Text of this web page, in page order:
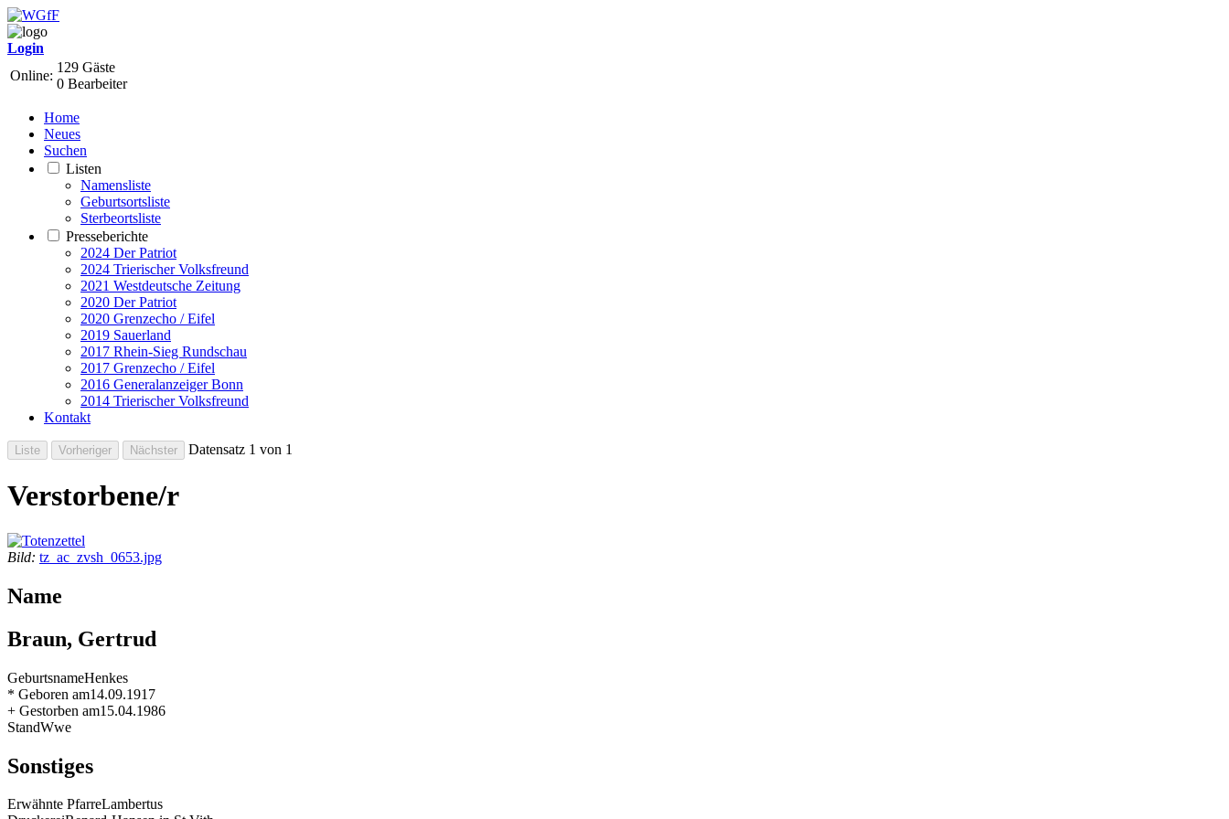
Login
Online:
129 Gäste
0 Bearbeiter
Home
Neues
Suchen
Listen
Namensliste
Geburtsortsliste
Sterbeortsliste
Presseberichte
2024 Der Patriot
2024 Trierischer Volksfreund
2021 Westdeutsche Zeitung
2020 Der Patriot
2020 Grenzecho / Eifel
2019 Sauerland
2017 Rhein-Sieg Rundschau
2017 Grenzecho / Eifel
2016 Generalanzeiger Bonn
2014 Trierischer Volksfreund
Kontakt
Datensatz 1 von 1
Verstorbene/r
Bild: tz_ac_zvsh_0653.jpg
Name
Braun, Gertrud
GeburtsnameHenkes
* Geboren am14.09.1917
+ Gestorben am15.04.1986
StandWwe
Sonstiges
Erwähnte PfarreLambertus